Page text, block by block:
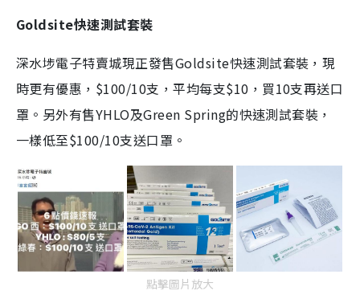
Goldsite快速測試套裝
深水埗電子特賣城現正發售Goldsite快速測試套裝，現
時更有優惠，$100/10支，平均每支$10，買10支再送口
罩。另外有售YHLO及Green Spring的快速測試套裝，
一樣低至$100/10支送口罩。
點擊圖片放大